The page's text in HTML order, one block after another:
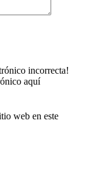
incorrecta!
aquí
web en este